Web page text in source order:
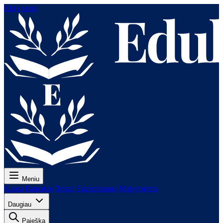
Eiti į turinį
Meniu
Kaina Pamokos Testai Egzaminams Mokytojams
Daugiau
Paieška